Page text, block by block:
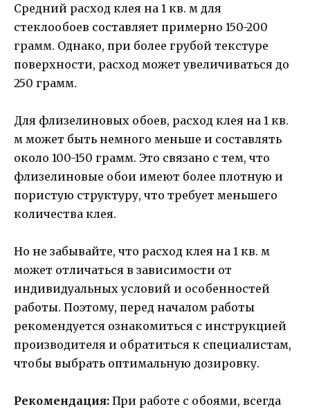
Средний расход клея на 1 кв. м для
стеклообоев составляет примерно 150-200
грамм. Однако, при более грубой текстуре
поверхности, расход может увеличиваться до
250 грамм.
Для флизелиновых обоев, расход клея на 1 кв.
м может быть немного меньше и составлять
около 100-150 грамм. Это связано с тем, что
флизелиновые обои имеют более плотную и
пористую структуру, что требует меньшего
количества клея.
Но не забывайте, что расход клея на 1 кв. м
может отличаться в зависимости от
индивидуальных условий и особенностей
работы. Поэтому, перед началом работы
рекомендуется ознакомиться с инструкцией
производителя и обратиться к специалистам,
чтобы выбрать оптимальную дозировку.
Рекомендация: При работе с обоями, всегда